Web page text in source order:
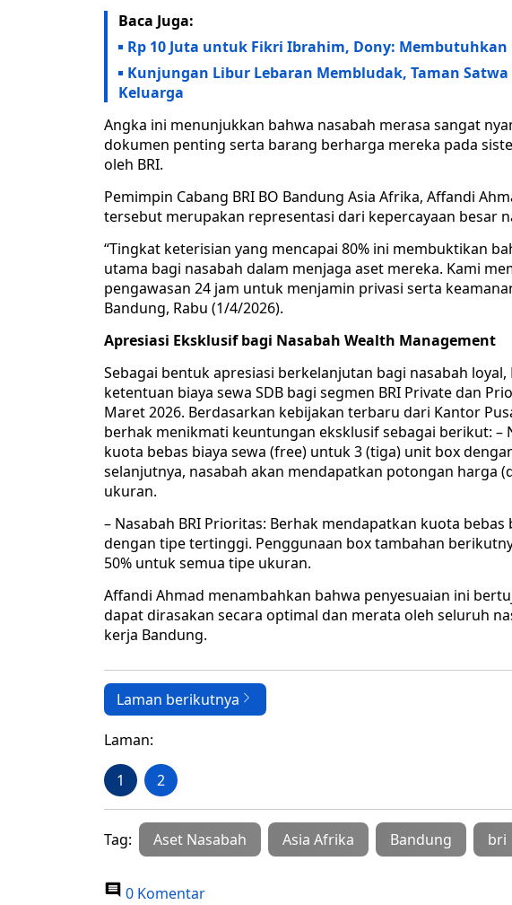
Baca Juga:
Rp 10 Juta untuk Fikri Ibrahim, Dony: Membutuhkan
Kunjungan Libur Lebaran Membludak, Taman
Keluarga
Angka ini menunjukkan bahwa nasabah merasa sangat
dokumen penting serta barang berharga mereka pada
oleh BRI.
​Pemimpin Cabang BRI BO Bandung Asia Afrika, Affandi
tersebut merupakan representasi dari kepercayaan besar
“Tingkat keterisian yang mencapai 80% ini membuktikan
utama bagi nasabah dalam menjaga aset mereka. Kami
pengawasan 24 jam untuk menjamin privasi serta
Bandung, Rabu (1/4/2026).
​Apresiasi Eksklusif bagi Nasabah Wealth Management
​Sebagai bentuk apresiasi berkelanjutan bagi nasabah
ketentuan biaya sewa SDB bagi segmen BRI Private dan
Maret 2026. Berdasarkan kebijakan terbaru dari Kantor
berhak menikmati keuntungan eksklusif sebagai berikut: –
kuota bebas biaya sewa (free) untuk 3 (tiga) unit box
selanjutnya, nasabah akan mendapatkan potongan harga
ukuran.
– ​Nasabah BRI Prioritas: Berhak mendapatkan kuota
dengan tipe tertinggi. Penggunaan box tambahan
50% untuk semua tipe ukuran.
​Affandi Ahmad menambahkan bahwa penyesuaian ini
dapat dirasakan secara optimal dan merata oleh seluruh
kerja Bandung.
Laman berikutnya
Laman:
1 2
Tag: Aset Nasabah Asia Afrika Bandung bri
0 Komentar